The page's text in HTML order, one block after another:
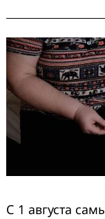
С 1 августа